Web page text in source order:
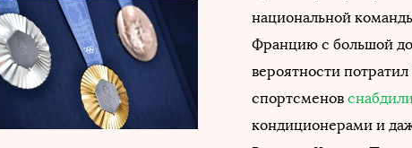
национальной
Францию с большой
вероятности
спортсменов
кондиционерами и